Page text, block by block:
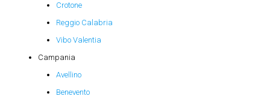
Crotone
Reggio Calabria
Vibo Valentia
Campania
Avellino
Benevento